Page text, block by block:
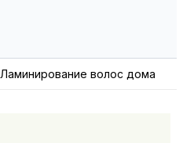
Ламинирование волос дома